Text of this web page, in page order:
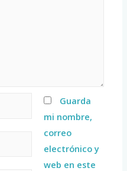
Guarda
mi nombre,
correo
electrónico y
web en este